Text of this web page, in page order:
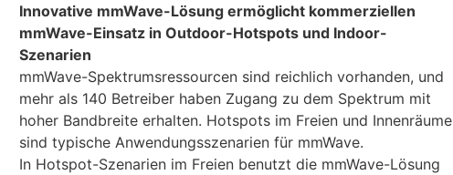
Innovative mmWave-Lösung ermöglicht kommerziellen
mmWave-Einsatz in Outdoor-Hotspots und Indoor-
Szenarien
mmWave-Spektrumsressourcen sind reichlich vorhanden, und
mehr als 140 Betreiber haben Zugang zu dem Spektrum mit
hoher Bandbreite erhalten. Hotspots im Freien und Innenräume
sind typische Anwendungsszenarien für mmWave.
In Hotspot-Szenarien im Freien benutzt die mmWave-Lösung